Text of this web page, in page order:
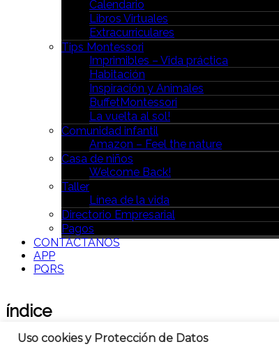
Calendario
Libros Virtuales
Extracurriculares
Tips Montessori
Imprimibles – Vida práctica
Habitación
Inspiración y Animales
BuffetMontessori
La vuelta al sol!
Comunidad infantil
Amazon – Feel the nature
Casa de niños
Welcome Back!
Taller
Línea de la vida
Directorio Empresarial
Pagos
CONTÁCTANOS
APP
PQRS
índice
Uso cookies y Protección de Datos